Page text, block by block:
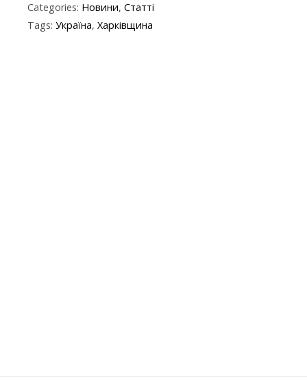
e
b
itt
er
e
gr
er at
Categories: Новини, Статті
Tags: Україна, Харківщина